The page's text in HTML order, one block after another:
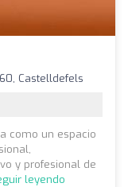
Castelldefels
como un espacio
y profesional de
leyendo